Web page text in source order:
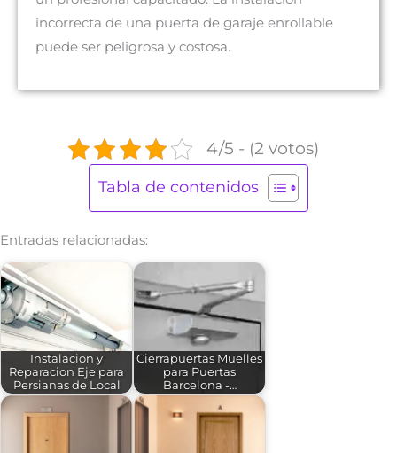
incorrecta de una puerta de garaje enrollable
puede ser peligrosa y costosa.
4/5 - (2 votos)
Tabla de contenidos
Entradas relacionadas:
Instalacion y
Reparacion Eje para
Persianas de Local
Cierrapuertas Muelles
para Puertas
Barcelona -…